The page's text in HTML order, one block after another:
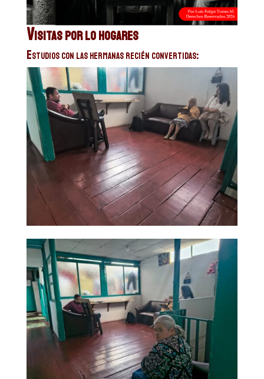
Visitas por lo hogares
Estudios con las hermanas recién convertidas: